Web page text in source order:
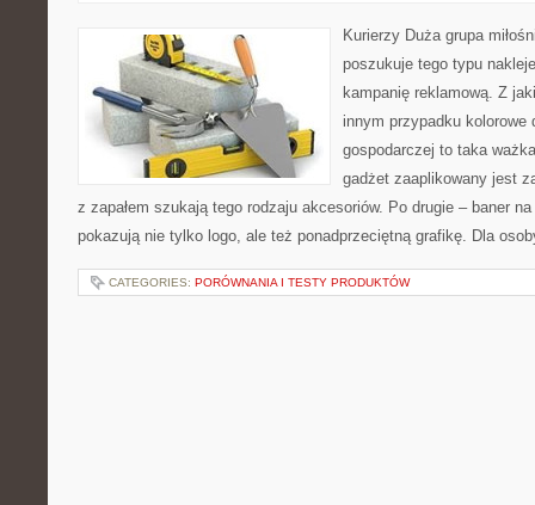
Kurierzy Duża grupa
poszukuje tego typu
kampanię reklamową. Z
innym przypadku kolorowe
gospodarczej to taka
gadżet zaaplikowany jest
z zapałem szukają tego rodzaju akcesoriów. Po drugie – baner
pokazują nie tylko logo, ale też ponadprzeciętną grafikę. Dla
CATEGORIES: PORÓWNANIA I TESTY PRODUKTÓW